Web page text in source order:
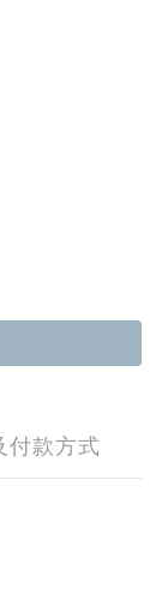
付款方式